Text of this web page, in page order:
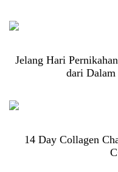
Jelang Hari
dari Dalam
14 Day Collagen